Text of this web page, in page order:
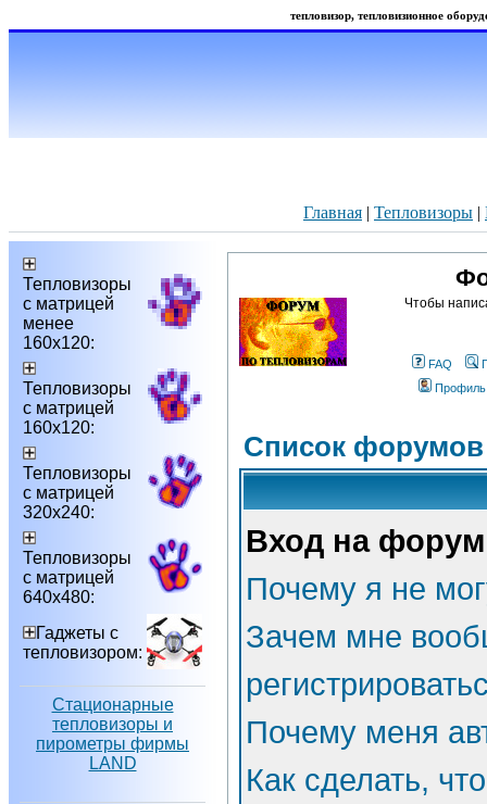
тепловизор, тепловизионное
Главная | Тепловизоры |
Тепловизоры
с матрицей
менее
160х120:
Тепловизоры
с матрицей
160х120:
Тепловизоры
с матрицей
320х240:
Тепловизоры
с матрицей
640х480:
Гаджеты с
тепловизором:
Стационарные
тепловизоры и
пирометры фирмы
LAND
Чтобы
FAQ
Профиль
Список
Вход на форум
Почему я не
Зачем мне
Почему меня
Как сделать,